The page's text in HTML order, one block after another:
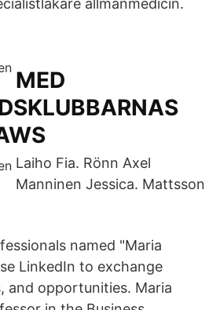
allmänmedicin.
MED
Laiho Fia. Rönn Axel
Manninen Jessica. Mattsson
named "Maria
LinkedIn to exchange
and opportunities. Maria